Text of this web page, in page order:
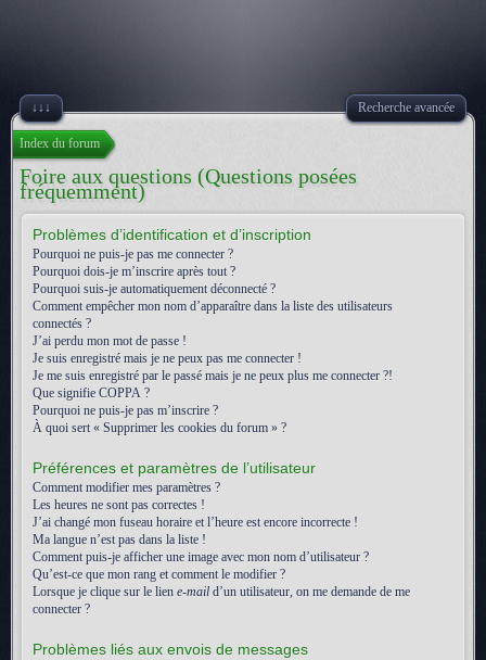
↓↓↓ Recherche avancée
Index du forum
Foire aux questions (Questions posées
fréquemment)
Problèmes d’identification et d’inscription
Pourquoi ne puis-je pas me connecter ?
Pourquoi dois-je m’inscrire après tout ?
Pourquoi suis-je automatiquement déconnecté ?
Comment empêcher mon nom d’apparaître dans la liste des utilisateurs
connectés ?
J’ai perdu mon mot de passe !
Je suis enregistré mais je ne peux pas me connecter !
Je me suis enregistré par le passé mais je ne peux plus me connecter ?!
Que signifie COPPA ?
Pourquoi ne puis-je pas m’inscrire ?
À quoi sert « Supprimer les cookies du forum » ?
Préférences et paramètres de l’utilisateur
Comment modifier mes paramètres ?
Les heures ne sont pas correctes !
J’ai changé mon fuseau horaire et l’heure est encore incorrecte !
Ma langue n’est pas dans la liste !
Comment puis-je afficher une image avec mon nom d’utilisateur ?
Qu’est-ce que mon rang et comment le modifier ?
Lorsque je clique sur le lien e-mail d’un utilisateur, on me demande de me
connecter ?
Problèmes liés aux envois de messages